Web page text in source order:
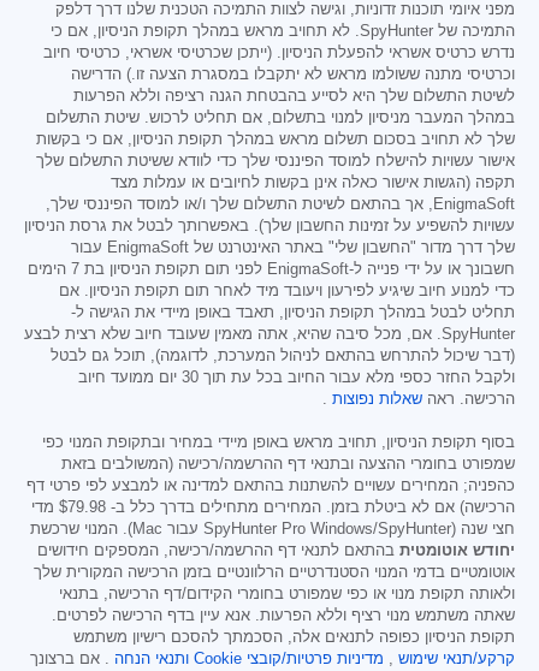
מפני איומי תוכנות זדוניות, וגישה לצוות התמיכה הטכנית שלנו דרך דלפק
התמיכה של SpyHunter. לא תחויב מראש במהלך תקופת הניסיון, אם כי
נדרש כרטיס אשראי להפעלת הניסיון. (ייתכן שכרטיסי אשראי, כרטיסי חיוב
וכרטיסי מתנה ששולמו מראש לא יתקבלו במסגרת הצעה זו.) הדרישה
לשיטת התשלום שלך היא לסייע בהבטחת הגנה רציפה וללא הפרעות
במהלך המעבר מניסיון למנוי בתשלום, אם תחליט לרכוש. שיטת התשלום
שלך לא תחויב בסכום תשלום מראש במהלך תקופת הניסיון, אם כי בקשות
אישור עשויות להישלח למוסד הפיננסי שלך כדי לוודא ששיטת התשלום שלך
תקפה (הגשות אישור כאלה אינן בקשות לחיובים או עמלות מצד
EnigmaSoft, אך בהתאם לשיטת התשלום שלך ו/או למוסד הפיננסי שלך,
עשויות להשפיע על זמינות החשבון שלך). באפשרותך לבטל את גרסת הניסיון
שלך דרך מדור "החשבון שלי" באתר האינטרנט של EnigmaSoft עבור
חשבונך או על ידי פנייה ל-EnigmaSoft לפני תום תקופת הניסיון בת 7 הימים
כדי למנוע חיוב שיגיע לפירעון ויעובד מיד לאחר תום תקופת הניסיון. אם
תחליט לבטל במהלך תקופת הניסיון, תאבד באופן מיידי את הגישה ל-
SpyHunter. אם, מכל סיבה שהיא, אתה מאמין שעובד חיוב שלא רצית לבצע
(דבר שיכול להתרחש בהתאם לניהול המערכת, לדוגמה), תוכל גם לבטל
ולקבל החזר כספי מלא עבור החיוב בכל עת תוך 30 יום ממועד חיוב
הרכישה. ראה שאלות נפוצות .
בסוף תקופת הניסיון, תחויב מראש באופן מיידי במחיר ובתקופת המנוי כפי
שמפורט בחומרי ההצעה ובתנאי דף ההרשמה/רכישה (המשולבים בזאת
כהפניה; המחירים עשויים להשתנות בהתאם למדינה או למבצע לפי פרטי דף
הרכישה) אם לא ביטלת בזמן. המחירים מתחילים בדרך כלל ב- $79.98 מדי
חצי שנה (SpyHunter Pro Windows/SpyHunter עבור Mac). המנוי שרכשת
יחודש אוטומטית בהתאם לתנאי דף ההרשמה/רכישה, המספקים חידושים
אוטומטיים בדמי המנוי הסטנדרטיים הרלוונטיים בזמן הרכישה המקורית שלך
ולאותה תקופת מנוי או כפי שמפורט בחומרי הקידום/דף הרכישה, בתנאי
שאתה משתמש מנוי רציף וללא הפרעות. אנא עיין בדף הרכישה לפרטים.
תקופת הניסיון כפופה לתנאים אלה, הסכמתך להסכם רישיון משתמש
קרקע/תנאי שימוש , מדיניות פרטיות/קובצי Cookie ותנאי הנחה . אם ברצונך